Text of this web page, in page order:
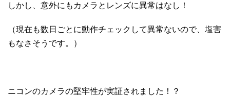
しかし、意外にもカメラとレンズに異常はなし！
（現在も数日ごとに動作チェックして異常ないので、塩害
もなさそうです。）
ニコンのカメラの堅牢性が実証されました！？